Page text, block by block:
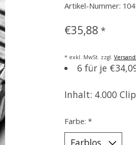
Artikel-Nummer:
€35,88 *
* exkl. MwSt. zzgl.
6 für je
Inhalt: 4.000
Farbe: *